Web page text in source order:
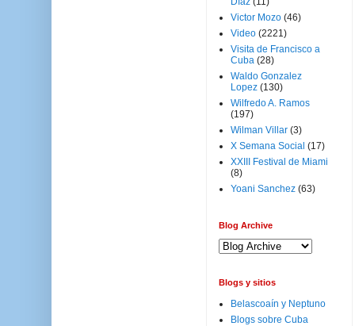
Victor Mozo (46)
Video (2221)
Visita de Francisco a
Cuba (28)
Waldo Gonzalez
Lopez (130)
Wilfredo A. Ramos
(197)
Wilman Villar (3)
X Semana Social (17)
XXIII Festival de Miami
(8)
Yoani Sanchez (63)
Blog Archive
Blogs y sitios
Belascoaín y Neptuno
Blogs sobre Cuba